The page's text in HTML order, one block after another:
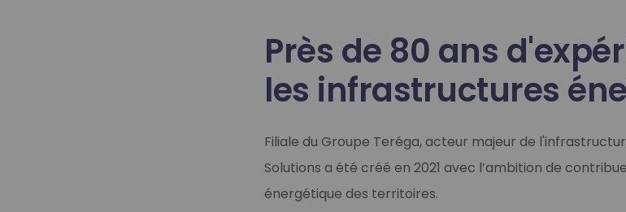
Près de 80 ans
les infrastructures
Filiale du Groupe Teréga, acteur majeur de
Solutions a été créé en 2021 avec l’ambition de
énergétique des territoires.